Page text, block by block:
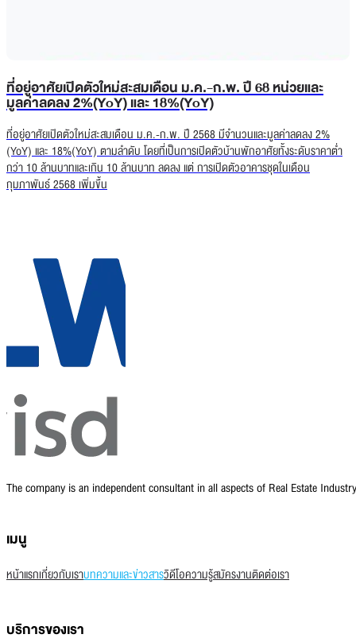
ที่อยู่อาศัยเปิดตัวใหม่สะสมเดือน ม.ค.-ก.พ. ปี 68 หน่วยและ
มูลค่าลดลง 2%(YoY) และ 18%(YoY)
ที่อยู่อาศัยเปิดตัวใหม่สะสมเดือน ม.ค.-ก.พ. ปี 2568 มีจำนวนและมูลค่าลดลง 2%
(YoY) และ 18%(YoY) ตามลำดับ โดยที่เป็นการเปิดตัวบ้านพักอาศัยทั้งระดับราคาต่ำ
กว่า 10 ล้านบาทและเกิน 10 ล้านบาท ลดลง แต่ การเปิดตัวอาคารชุดในเดือน
กุมภาพันธ์ 2568 เพิ่มขึ้น
The company is an independent consultant in all aspects of Real Estate
เมนู
หน้าแรกเกี่ยวกับเราบทความและข่าวสารวิดีโอความรู้สมัครงานติดต่อเรา
บริการของเรา